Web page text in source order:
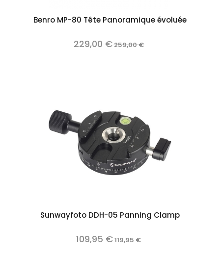
Benro MP-80 Tête Panoramique évoluée
229,00 €259,00 €
Sunwayfoto DDH-05 Panning Clamp
109,95 €119,95 €